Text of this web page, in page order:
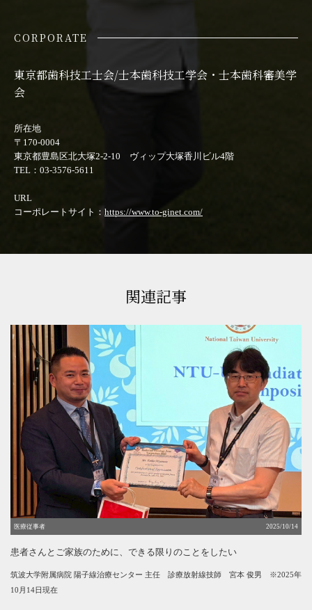
CORPORATE
東京都歯科技工士会/士本歯科技工学会・士本歯科審美学
会
所在地
〒170-0004
東京都豊島区北大塚2-2-10 ヴィップ大塚香川ビル4階
TEL：03-3576-5611
URL
コーポレートサイト： https://www.to-ginet.com/
関連記事
医療従事者 2025/10/14
患者さんとご家族のために、できる限りのことをしたい
筑波大学附属病院 陽子線治療センター 主任 診療放射線技師 宮本 俊男 ※2025年
10月14日現在